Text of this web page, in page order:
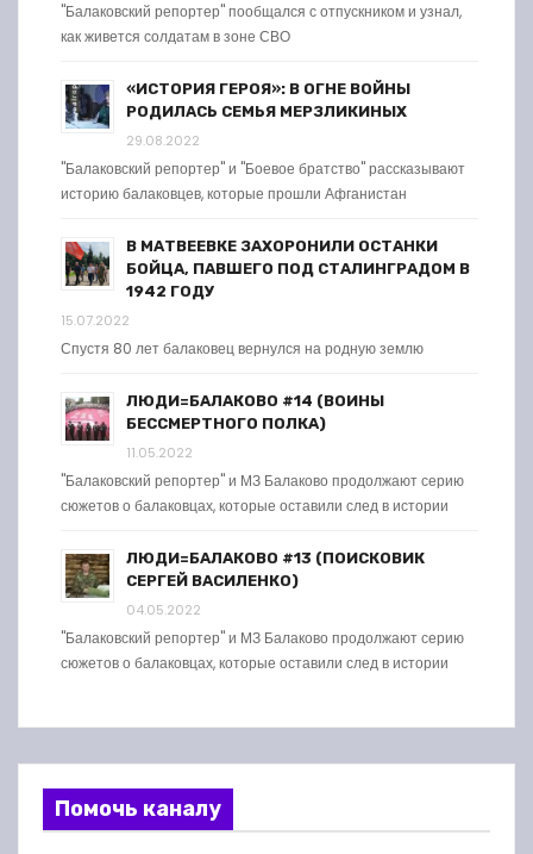
"Балаковский репортер" пообщался с отпускником и узнал,
как живется солдатам в зоне СВО
«ИСТОРИЯ ГЕРОЯ»: В ОГНЕ ВОЙНЫ
РОДИЛАСЬ СЕМЬЯ МЕРЗЛИКИНЫХ
29.08.2022
"Балаковский репортер" и "Боевое братство" рассказывают
историю балаковцев, которые прошли Афганистан
В МАТВЕЕВКЕ ЗАХОРОНИЛИ ОСТАНКИ
БОЙЦА, ПАВШЕГО ПОД СТАЛИНГРАДОМ В
1942 ГОДУ
15.07.2022
Спустя 80 лет балаковец вернулся на родную землю
ЛЮДИ=БАЛАКОВО #14 (ВОИНЫ
БЕССМЕРТНОГО ПОЛКА)
11.05.2022
"Балаковский репортер" и МЗ Балаково продолжают серию
сюжетов о балаковцах, которые оставили след в истории
ЛЮДИ=БАЛАКОВО #13 (ПОИСКОВИК
СЕРГЕЙ ВАСИЛЕНКО)
04.05.2022
"Балаковский репортер" и МЗ Балаково продолжают серию
сюжетов о балаковцах, которые оставили след в истории
Помочь каналу